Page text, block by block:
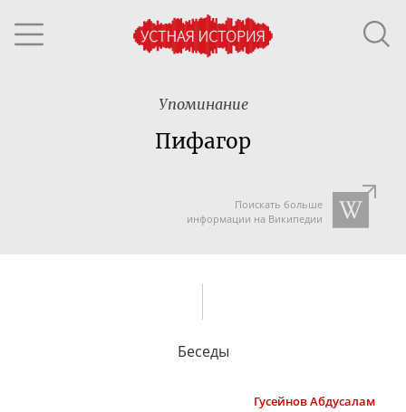
Упоминание
Пифагор
Поискать больше
информации на Википедии
Беседы
ГусейновАбдусалам